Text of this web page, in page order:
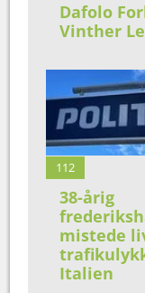
Dafolo
Vinther
112
38-årig
mistede
Italien